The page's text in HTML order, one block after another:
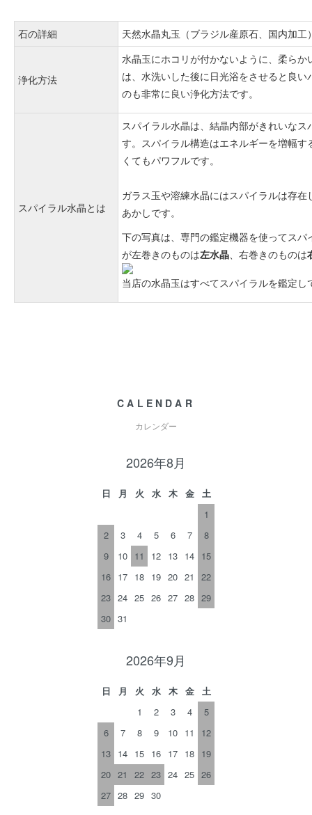
石の詳細 天然水晶丸玉（ブラジル産原石、国内加
浄化方法
水晶玉にホコリが付かないように、柔ら
は、水洗いした後に日光浴をさせると良
のも非常に良い浄化方法です。
スパイラル水晶とは
スパイラル水晶は、結晶内部がきれいな
す。スパイラル構造はエネルギーを増幅
くてもパワフルです。
ガラス玉や溶練水晶にはスパイラルは存
あかしです。
下の写真は、専門の鑑定機器を使ってス
が左巻きのものは左水晶 、右巻きのものは
当店の水晶玉はすべてスパイラルを鑑定し
CALENDAR
カレンダー
2026年8月
日 月 火 水 木 金
土
1
2
3 4 5 6 7
8
9
10 11 12 13 14 15
16 17 18 19 20 21
22
23 24 25 26 27 28 29
30 31
2026年9月
日 月 火 水 木 金
土
1
2 3 4
5
6
7 8 9 10 11
12
13 14 15 16 17 18 19
20 21 22 23 24 25 26
27 28 29 30